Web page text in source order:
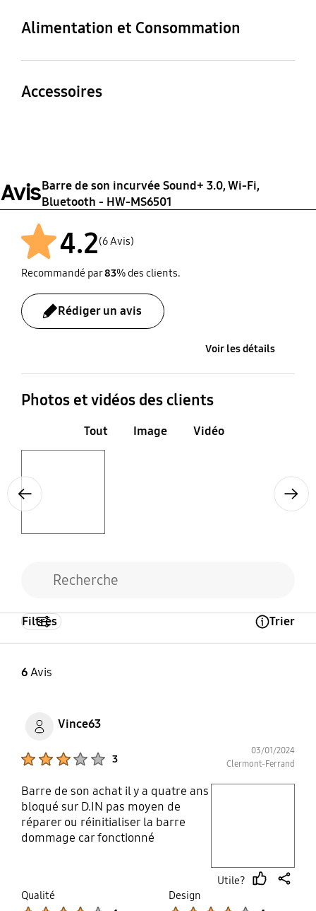
6.50 kg
Alimentation et Consommation
Consommation
4 W
Consommation
Accessoires
Battery for Remote
Control
Oui
AvisBarre de son incurvée Sound+ 3.0, Wi-Fi,
Bluetooth - HW-MS6501
4.2(6 Avis)
Recommandé par83% des clients.
Rédiger un avis
Voir les détails
Photos et vidéos des clients
Tout Image Vidéo
6Avis
Filtres Trier
Vince63
3
03/01/2024
Clermont-Ferrand
Barre de son achat il y a quatre ans
bloqué sur D.IN pas moyen de
réparer ou réinitialiser la barre
dommage car fonctionné
Utile?
up
Qualité Design